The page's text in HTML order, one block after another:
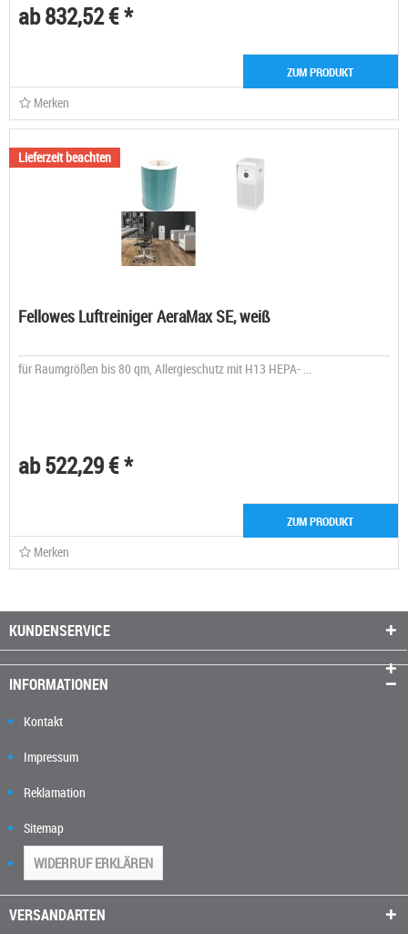
ab 832,52 € *
ZUM PRODUKT
Merken
Lieferzeit beachten
Fellowes Luftreiniger AeraMax SE, weiß
für Raumgrößen bis 80 qm, Allergieschutz mit H13 HEPA- ...
ab 522,29 € *
ZUM PRODUKT
Merken
KUNDENSERVICE
INFORMATIONEN
Kontakt
Impressum
Reklamation
Sitemap
WIDERRUF ERKLÄREN
VERSANDARTEN